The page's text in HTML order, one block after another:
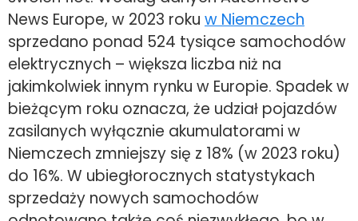
News Europe, w 2023 roku w Niemczech
sprzedano ponad 524 tysiące samochodów
elektrycznych – większa liczba niż na
jakimkolwiek innym rynku w Europie. Spadek w
bieżącym roku oznacza, że udział pojazdów
zasilanych wyłącznie akumulatorami w
Niemczech zmniejszy się z 18% (w 2023 roku)
do 16%. W ubiegłorocznych statystykach
sprzedaży nowych samochodów